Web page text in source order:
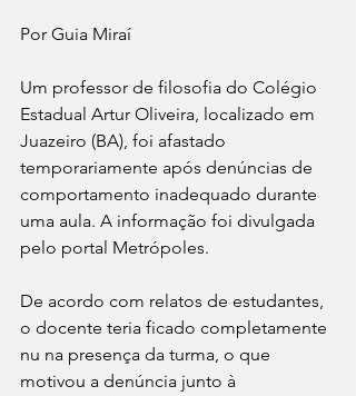
Por Guia Miraí
Um professor de filosofia do Colégio
Estadual Artur Oliveira, localizado em
Juazeiro (BA), foi afastado
temporariamente após denúncias de
comportamento inadequado durante
uma aula. A informação foi divulgada
pelo portal Metrópoles.
De acordo com relatos de estudantes,
o docente teria ficado completamente
nu na presença da turma, o que
motivou a denúncia junto à